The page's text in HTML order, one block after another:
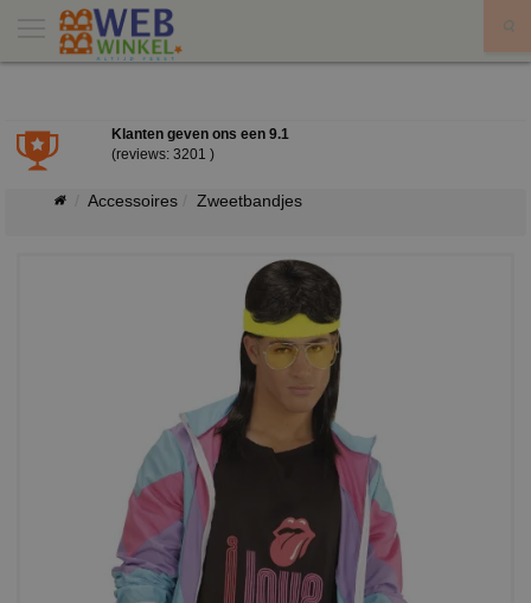
Klanten geven ons een 9.1
(reviews: 3201 )
Accessoires Zweetbandjes